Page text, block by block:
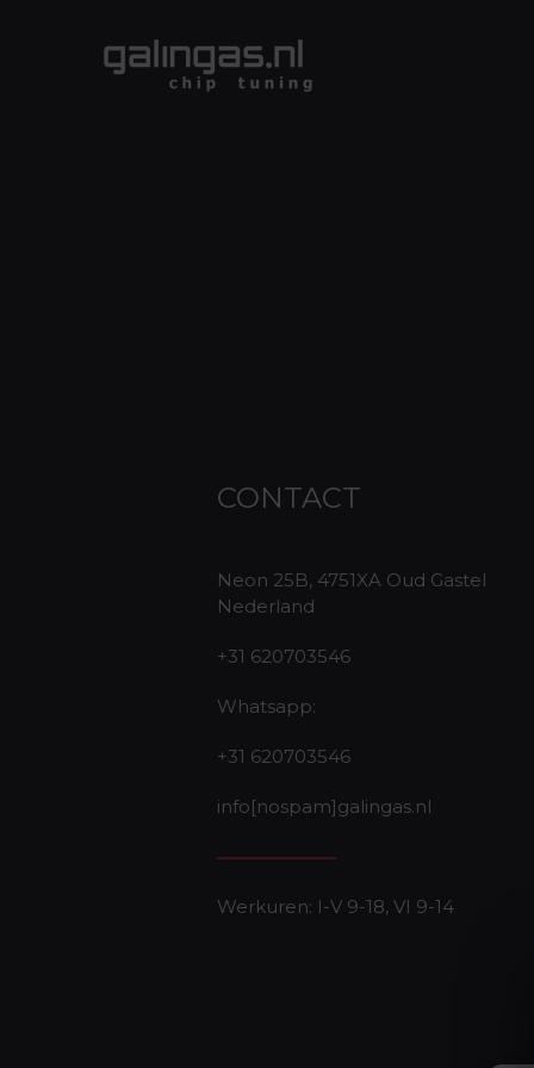
CONTACT
Neon 25B, 4751XA Oud Gastel
Nederland
+31 620703546
Whatsapp:
+31 620703546
info[nospam]galingas.nl
Werkuren: I-V 9-18, VI 9-14